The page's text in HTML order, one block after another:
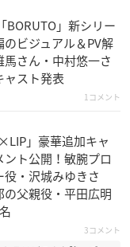
マクロスFRONTIER
松浦ナナセ
BORUTO」新シリー
のビジュアル＆PV解
馬さん・中村悠一さ
ャスト発表
1コメント
」豪華追加キャ
ント公開！敏腕プロ
役・沢城みゆきさ
の父親役・平田広明
3コメント